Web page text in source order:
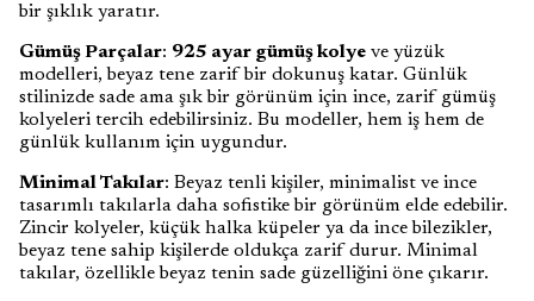
bir şıklık yaratır.
Gümüş Parçalar: 925 ayar gümüş kolye ve yüzük
modelleri, beyaz tene zarif bir dokunuş katar. Günlük
stilinizde sade ama şık bir görünüm için ince, zarif gümüş
kolyeleri tercih edebilirsiniz. Bu modeller, hem iş hem de
günlük kullanım için uygundur.
Minimal Takılar: Beyaz tenli kişiler, minimalist ve ince
tasarımlı takılarla daha sofistike bir görünüm elde edebilir.
Zincir kolyeler, küçük halka küpeler ya da ince bilezikler,
beyaz tene sahip kişilerde oldukça zarif durur. Minimal
takılar, özellikle beyaz tenin sade güzelliğini öne çıkarır.